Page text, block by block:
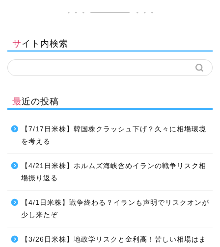
サイト内検索
最近の投稿
【7/17日米株】韓国株クラッシュ下げ？久々に相場環境
を考える
【4/21日米株】ホルムズ海峡含めイランの戦争リスク相
場振り返る
【4/1日米株】戦争終わる？イランも声明でリスクオンが
少し来たぞ
【3/26日米株】地政学リスクと金利高！苦しい相場はま